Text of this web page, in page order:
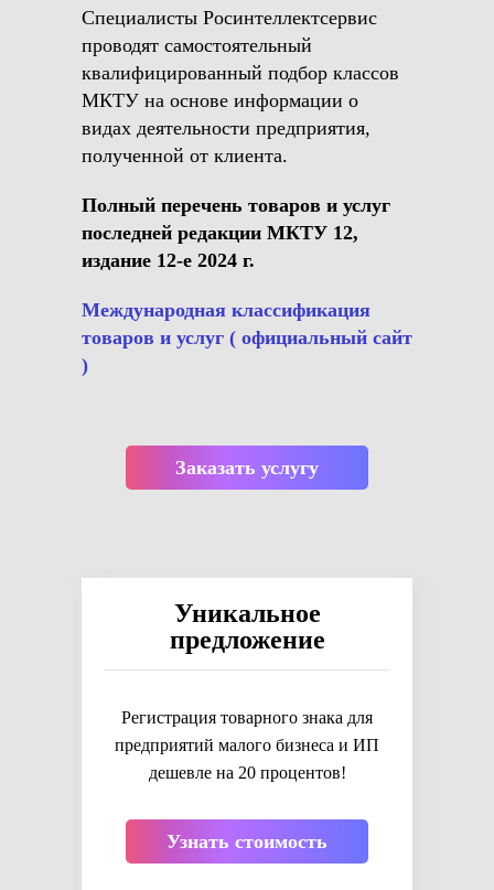
Специалисты Росинтеллектсервис
проводят самостоятельный
квалифицированный подбор классов
МКТУ на основе информации о
видах деятельности предприятия,
полученной от клиента.
Полный перечень товаров и услуг
последней редакции МКТУ 12,
издание 12-е 2024 г.
Международная классификация
товаров и услуг ( официальный сайт
)
Заказать услугу
Уникальное
предложение
Регистрация товарного знака для
предприятий малого бизнеса и ИП
дешевле на 20 процентов!
Узнать стоимость